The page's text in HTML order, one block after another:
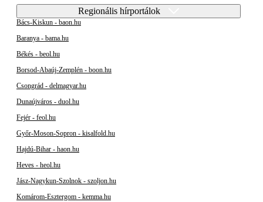
Regionális hírportálok
Bács-Kiskun - baon.hu
Baranya - bama.hu
Békés - beol.hu
Borsod-Abaúj-Zemplén - boon.hu
Csongrád - delmagyar.hu
Dunaújváros - duol.hu
Fejér - feol.hu
Győr-Moson-Sopron - kisalfold.hu
Hajdú-Bihar - haon.hu
Heves - heol.hu
Jász-Nagykun-Szolnok - szoljon.hu
Komárom-Esztergom - kemma.hu